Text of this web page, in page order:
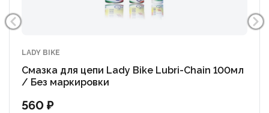
LADY BIKE
Смазка для цепи Lady Bike Lubri-Chain 100мл
/ Без маркировки
560 ₽